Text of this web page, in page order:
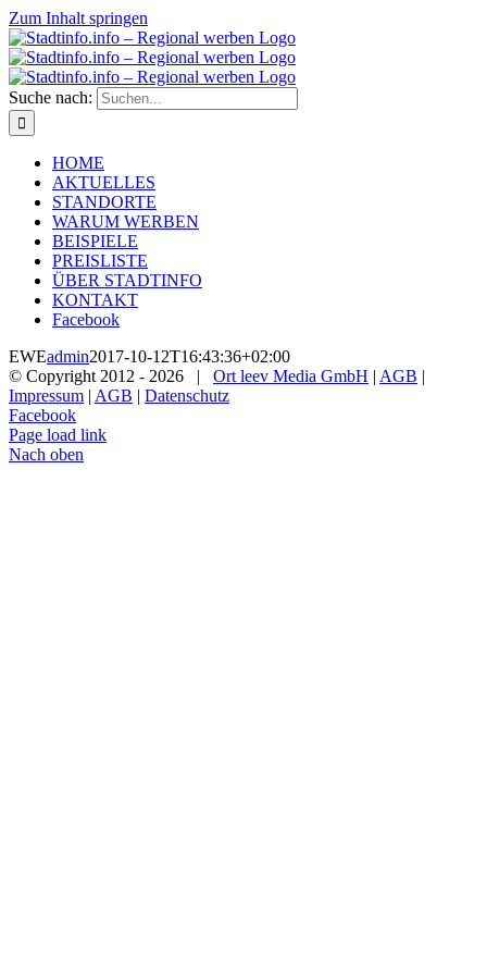
Zum Inhalt springen
Suche nach:
HOME
AKTUELLES
STANDORTE
WARUM WERBEN
BEISPIELE
PREISLISTE
ÜBER STADTINFO
KONTAKT
Facebook
EWEadmin2017-10-12T16:43:36+02:00
© Copyright 2012 - 2026 | Ort leev Media GmbH | AGB |
Impressum | AGB | Datenschutz
Facebook
Page load link
Nach oben